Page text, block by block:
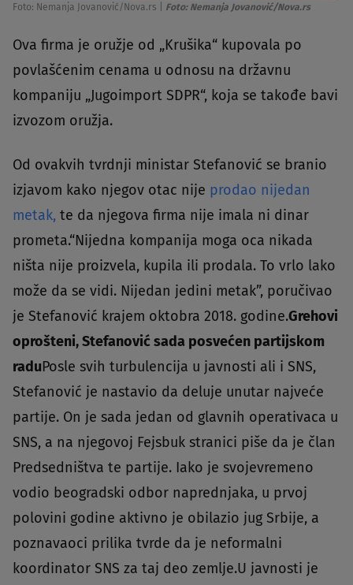
Foto: Nemanja Jovanović/Nova.rs Foto: Nemanja Jovanović/Nova.rs
Ova firma je oružje od „Krušika“ kupovala po
povlašćenim cenama u odnosu na državnu
kompaniju „Jugoimport SDPR“, koja se takođe bavi
izvozom oružja.
Od ovakvih tvrdnji ministar Stefanović se branio
izjavom kako njegov otac nije prodao nijedan
metak, te da njegova firma nije imala ni dinar
prometa.“Nijedna kompanija moga oca nikada
ništa nije proizvela, kupila ili prodala. To vrlo lako
može da se vidi. Nijedan jedini metak”, poručivao
je Stefanović krajem oktobra 2018. godine.Grehovi
oprošteni, Stefanović sada posvećen partijskom
raduPosle svih turbulencija u javnosti ali i SNS,
Stefanović je nastavio da deluje unutar najveće
partije. On je sada jedan od glavnih operativaca u
SNS, a na njegovoj Fejsbuk stranici piše da je član
Predsedništva te partije. Iako je svojevremeno
vodio beogradski odbor naprednjaka, u prvoj
polovini godine aktivno je obilazio jug Srbije, a
poznavaoci prilika tvrde da je neformalni
koordinator SNS za taj deo zemlje.U javnosti je